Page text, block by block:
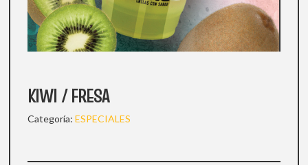
KIWI / FRESA
Categoría:ESPECIALES